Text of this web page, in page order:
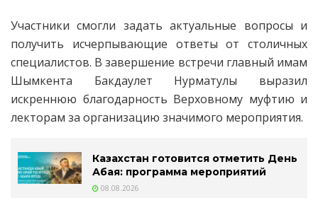
Участники смогли задать актуальные вопросы и
получить исчерпывающие ответы от столичных
специалистов. В завершение встречи главный имам
Шымкента Бакдаулет Нурматулы выразил
искреннюю благодарность Верховному муфтию и
лекторам за организацию значимого мероприятия.
Казахстан готовится отметить День
Абая: программа мероприятий
08.08.2026